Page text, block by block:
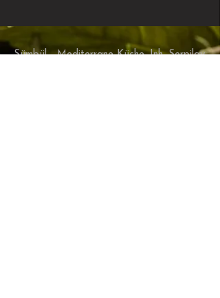
Sümbül - Mediterrane Küche, Inh. Serpilay